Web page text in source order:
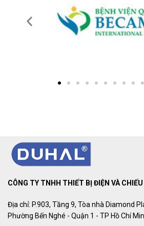
CÔNG TY TNHH THIẾT BỊ ĐIỆN VÀ
Địa chỉ: P.903, Tầng 9, Tòa nhà Diamond
Phường Bến Nghé - Quận 1 - TP Hồ Chí